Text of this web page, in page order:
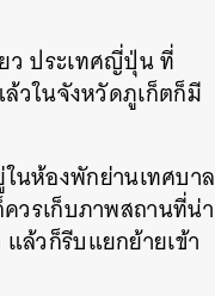
ว ประเทศญี่ปุ่น ที่
วในจังหวัดภูเก็ตก็มี
นห้องพักย่านเทศบาล
วรเก็บภาพสถานที่น่า
ล้วก็รีบแยกย้ายเข้า